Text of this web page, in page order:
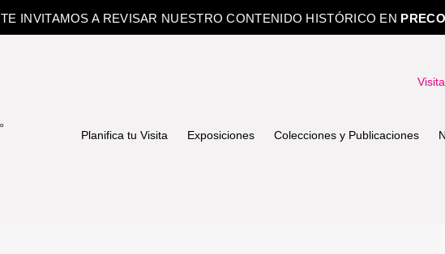
TE INVITAMOS A REVISAR NUESTRO CONTENIDO HISTÓRICO EN
Planifica tu Visita Exposiciones Colecciones y Publicaciones